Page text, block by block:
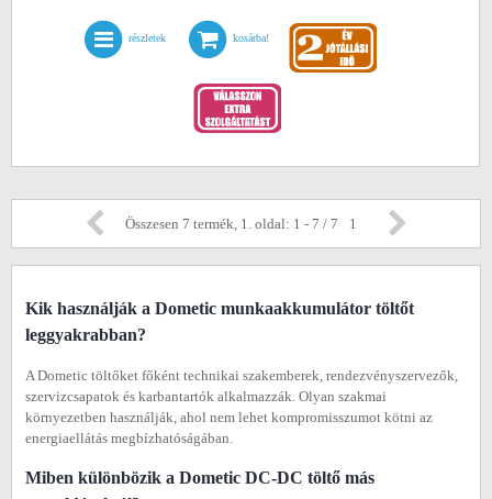
részletek kosárba!
Összesen 7 termék, 1. oldal: 1 - 7 / 7 1
Kik használják a Dometic munkaakkumulátor töltőt
leggyakrabban?
A Dometic töltőket főként technikai szakemberek, rendezvényszervezők,
szervizcsapatok és karbantartók alkalmazzák. Olyan szakmai
környezetben használják, ahol nem lehet kompromisszumot kötni az
energiaellátás megbízhatóságában.
Miben különbözik a Dometic DC-DC töltő más